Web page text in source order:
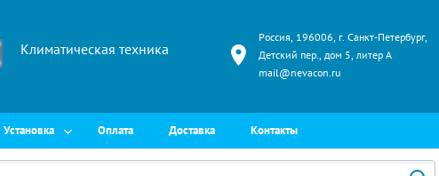
Климатическая техника
Россия, 196006, г. Санкт-Петербург,
Детский пер., дом 5, литер А
mail@nevacon.ru
Установка Оплата Доставка Контакты